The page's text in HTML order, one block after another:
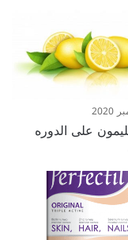
على الدوره